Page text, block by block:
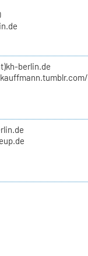
berlin.de